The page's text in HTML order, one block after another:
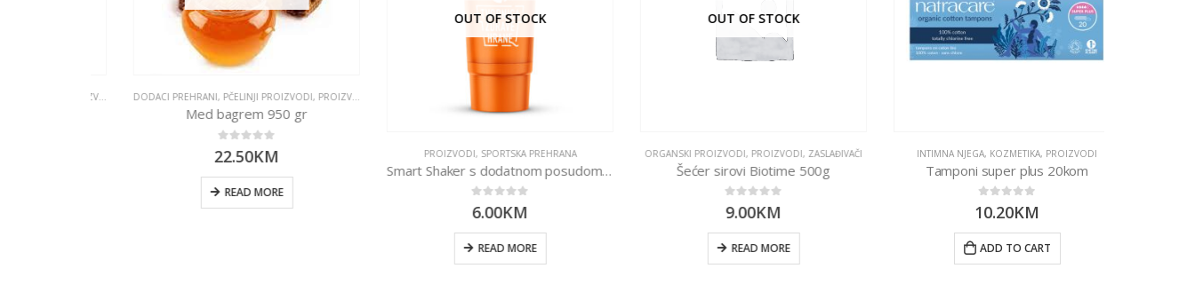
,ZASLAĐIVAČI
DODACI PREHRANI,PČELINJI PROIZVODI,PROIZVODI
Med bagrem 950 gr
22.50KM
READ MORE
OUT OF STOCK
PROIZVODI,SPORTSKA PREHRANA
Smart Shaker s dodatnom posudom – narančasti 500ml
out of 5
6.00KM
READ MORE
OUT OF STOCK
ORGANSKI PROIZVODI,PROIZVODI,ZASLAĐIVAČI
Šećer sirovi Biotime 500g
out of 5
9.00KM
READ MORE
INTIMNA NJEGA ,KOZMETIKA,PROIZVODI
Tamponi super plus 20kom
out of 5
10.20KM
ADD TO CART